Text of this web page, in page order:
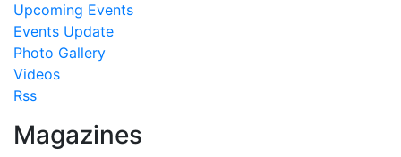
Upcoming Events
Events Update
Photo Gallery
Videos
Rss
Magazines